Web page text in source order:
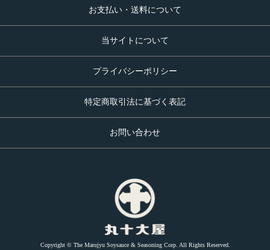
お支払い・送料について
当サイトについて
プライバシーポリシー
特定商取引法に基づく表記
お問い合わせ
Copyright © The Marujyu Soysauce & Seasoning Corp. All Rights Reserved.